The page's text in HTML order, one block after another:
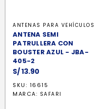
ANTENAS PARA VEHÍCULOS
ANTENA SEMI
PATRULLERA CON
BOUSTER AZUL - JBA-
405-2
S/13.90
SKU: 16615
MARCA: SAFARI